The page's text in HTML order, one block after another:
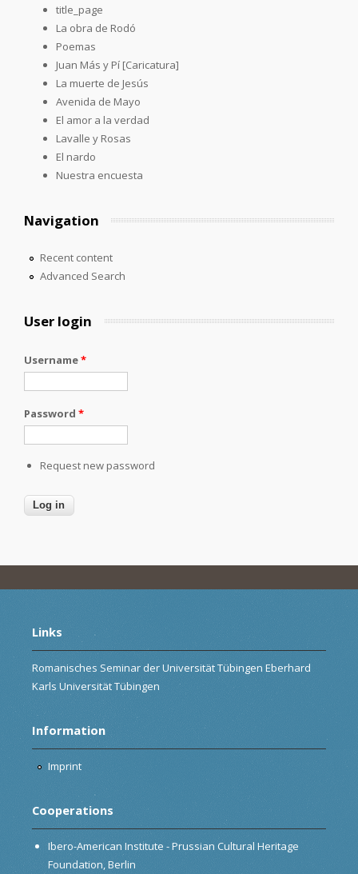
title_page
La obra de Rodó
Poemas
Juan Más y Pí [Caricatura]
La muerte de Jesús
Avenida de Mayo
El amor a la verdad
Lavalle y Rosas
El nardo
Nuestra encuesta
Navigation
Recent content
Advanced Search
User login
Username*
Password *
Request new password
Links
Romanisches Seminar der Universität Tübingen Eberhard
Karls Universität Tübingen
Information
Imprint
Cooperations
Ibero-American Institute - Prussian Cultural Heritage
Foundation, Berlin